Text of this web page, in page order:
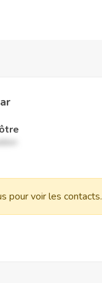
pour voir les contacts.